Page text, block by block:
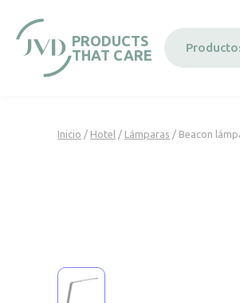
PRODUCTS
THAT CARE
Inicio / Hotel / Lámparas / Beacon